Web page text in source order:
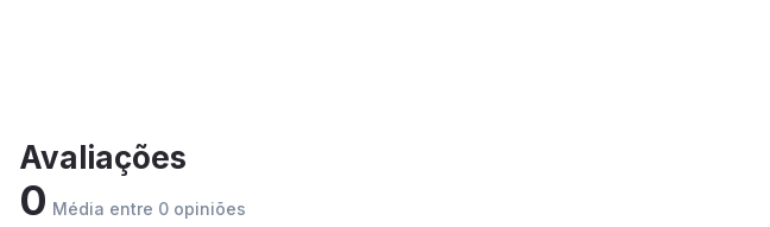
Avaliações
0 Média entre 0 opiniões